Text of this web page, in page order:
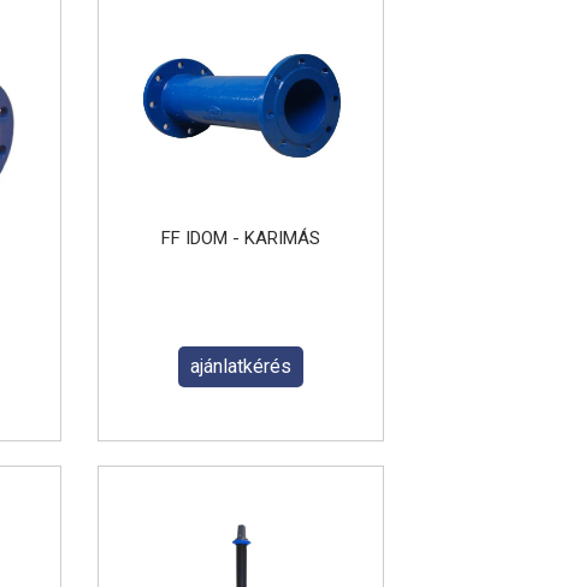
FF IDOM - KARIMÁS
ajánlatkérés